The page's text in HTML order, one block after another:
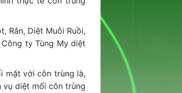
Rắn, Diệt Muỗi Ruồi,
ty Tùng My diệt
mặt với côn trùng là,
diệt mối côn trùng